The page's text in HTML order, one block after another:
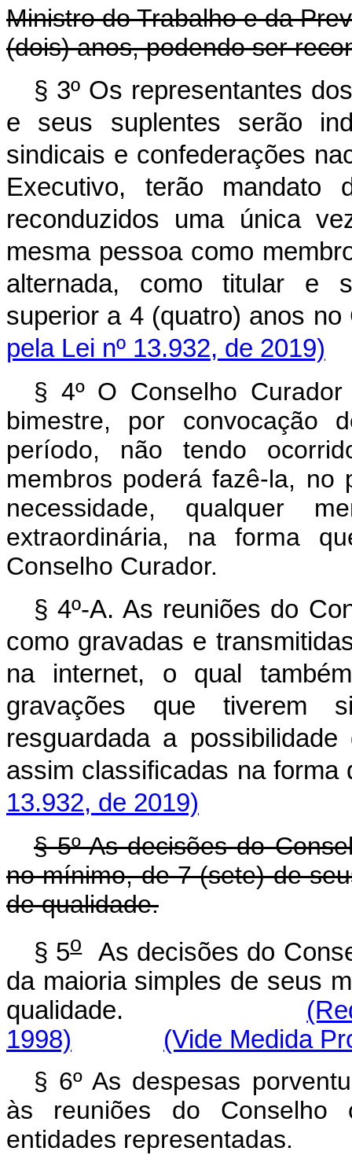
Ministro do Trabalho e da
(dois) anos, podendo ser
§ 3º Os representantes
e seus suplentes serão
sindicais e confederações
Executivo, terão
reconduzidos uma única
mesma pessoa como
alternada, como titular e
superior a 4 (quatro)
pela Lei nº 13.932, de 2019)
§ 4º O Conselho
bimestre, por convocação
período, não tendo
membros poderá fazê-la, no
necessidade, qualquer
extraordinária, na forma
Conselho Curador.
§ 4º-A. As reuniões do
como gravadas e
na internet, o qual
gravações que tiverem
resguardada a
assim classificadas na
13.932, de 2019)
§ 5º As decisões do
no mínimo, de 7 (sete) de
de qualidade.
§ 5oAs decisões do
da maioria simples de seus
qualidade.
1998)
(Vide Medida
§ 6º As despesas
às reuniões do Conselho
entidades representadas.